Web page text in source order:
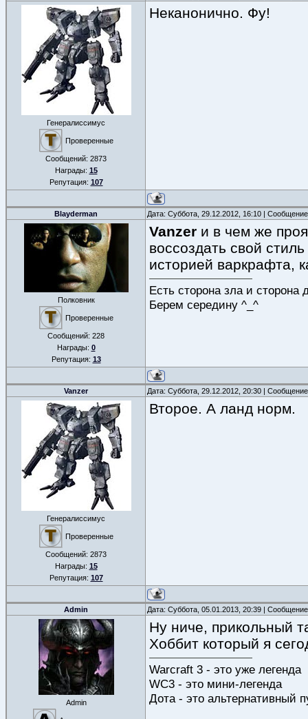
Генералиссимус
Проверенные
Сообщений: 2873
Награды: 15
Репутация: 107
Неканонично. Фу!
Blayderman Дата: Суббота, 29.12.2012, 16:10 |
Полковник
Проверенные
Сообщений: 228
Награды: 0
Репутация: 13
Vanzer и в чем же
воссоздать свой
историей варкрафта,
Есть сторона зла и сторона
Берем середину ^_^
Vanzer Дата: Суббота, 29.12.2012, 20:30 |
Генералиссимус
Проверенные
Сообщений: 2873
Награды: 15
Репутация: 107
Второе. А ланд норм.
Admin Дата: Суббота, 05.01.2013, 20:39 |
Admin
Ну ниче, прикольный
Хоббит который я
Warcraft 3 - это уже легенда
WC3 - это мини-легенда
Дота - это альтернативный